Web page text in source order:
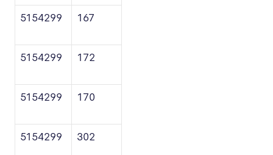
5154299 167
5154299 172
5154299 170
5154299 302